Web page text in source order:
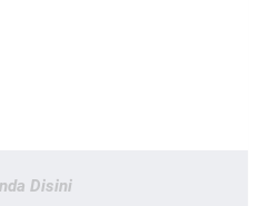
Disini